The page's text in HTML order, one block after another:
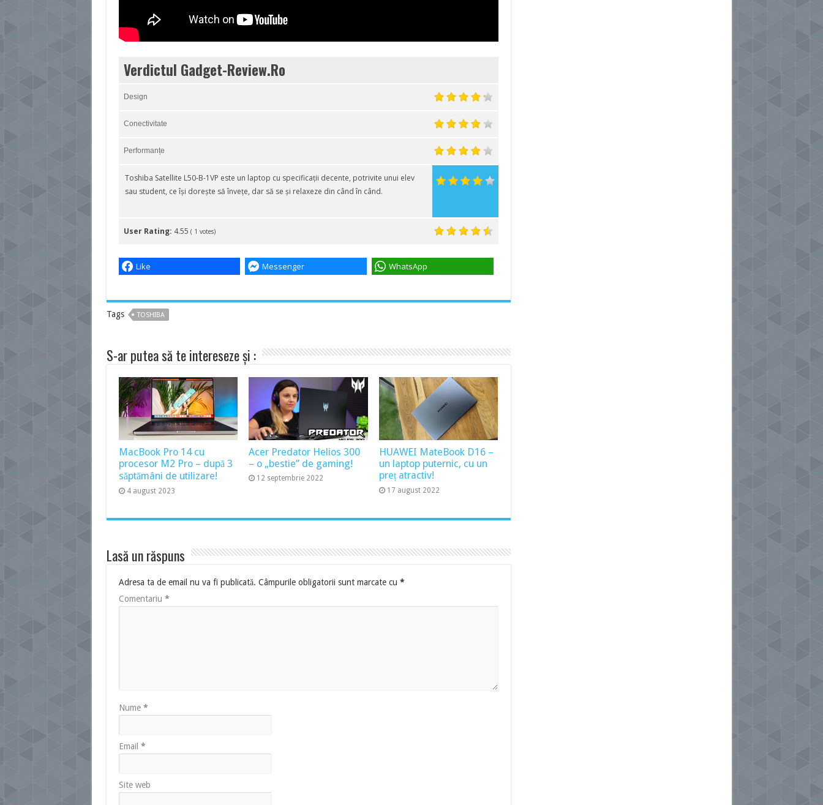
Verdictul Gadget-Review.Ro
Design
Conectivitate
Performanțe
Toshiba Satellite L50-B-1VP este un laptop cu specificații decente, potrivite unui elev
sau student, ce își dorește să învețe, dar să se și relaxeze din când în când.
User Rating: 4.55 ( 1 votes)
Like Messenger WhatsApp
Tags TOSHIBA
S-ar putea să te intereseze și :
MacBook Pro 14 cu
procesor M2 Pro – după 3
săptămâni de utilizare!
4 august 2023
Acer Predator Helios 300
– o „bestie” de gaming!
12 septembrie 2022
HUAWEI MateBook D16 –
un laptop puternic, cu un
preț atractiv!
17 august 2022
Lasă un răspuns
Adresa ta de email nu va fi publicată. Câmpurile obligatorii sunt marcate cu *
Comentariu *
Nume *
Email *
Site web